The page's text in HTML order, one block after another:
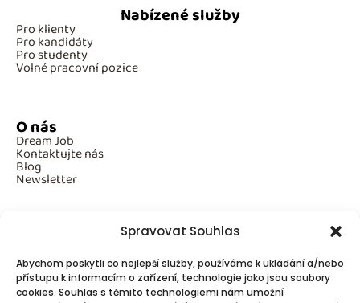
Spravovat Souhlas
Abychom poskytli co nejlepší služby, používáme k ukládání a/nebo
přístupu k informacím o zařízení, technologie jako jsou soubory
cookies. Souhlas s těmito technologiemi nám umožní
Nabízené služby
Pro klienty
Pro kandidáty
Pro studenty
Volné pracovní pozice
O nás
Dream Job
Kontaktujte nás
Blog
Newsletter
Povinné informace
GDPR
Cookies